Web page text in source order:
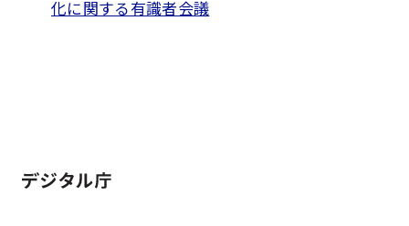
化に関する有識者会議
ホーム